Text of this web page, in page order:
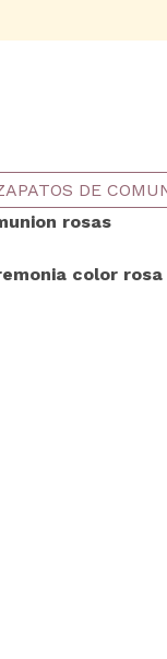
DE